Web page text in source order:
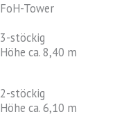
FoH-Tower
3-stöckig
Höhe ca. 8,40 m
2-stöckig
Höhe ca. 6,10 m